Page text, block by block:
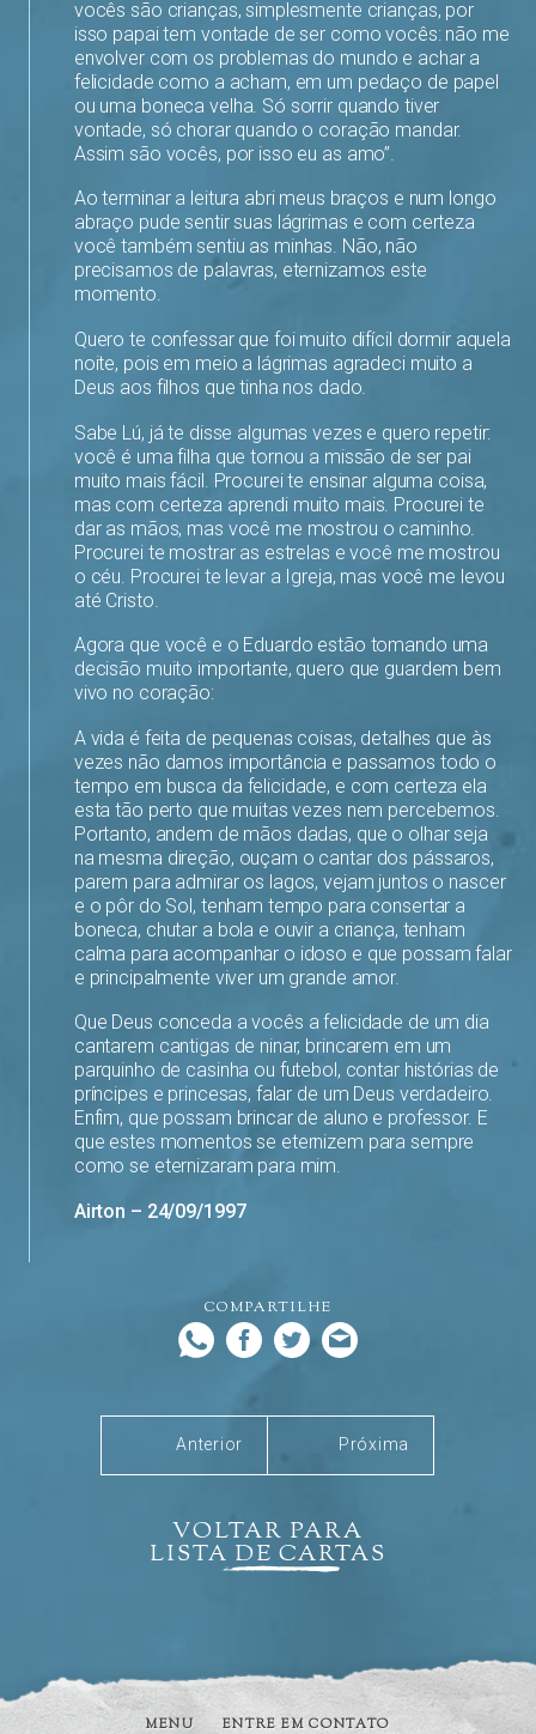
vocês são crianças, simplesmente crianças, por
isso papai tem vontade de ser como vocês: não me
envolver com os problemas do mundo e achar a
felicidade como a acham, em um pedaço de papel
ou uma boneca velha. Só sorrir quando tiver
vontade, só chorar quando o coração mandar.
Assim são vocês, por isso eu as amo”.
Ao terminar a leitura abri meus braços e num longo
abraço pude sentir suas lágrimas e com certeza
você também sentiu as minhas. Não, não
precisamos de palavras, eternizamos este
momento.
Quero te confessar que foi muito difícil dormir aquela
noite, pois em meio a lágrimas agradeci muito a
Deus aos filhos que tinha nos dado.
Sabe Lú, já te disse algumas vezes e quero repetir:
você é uma filha que tornou a missão de ser pai
muito mais fácil. Procurei te ensinar alguma coisa,
mas com certeza aprendi muito mais. Procurei te
dar as mãos, mas você me mostrou o caminho.
Procurei te mostrar as estrelas e você me mostrou
o céu. Procurei te levar a Igreja, mas você me levou
até Cristo.
Agora que você e o Eduardo estão tomando uma
decisão muito importante, quero que guardem bem
vivo no coração:
A vida é feita de pequenas coisas, detalhes que às
vezes não damos importância e passamos todo o
tempo em busca da felicidade, e com certeza ela
esta tão perto que muitas vezes nem percebemos.
Portanto, andem de mãos dadas, que o olhar seja
na mesma direção, ouçam o cantar dos pássaros,
parem para admirar os lagos, vejam juntos o nascer
e o pôr do Sol, tenham tempo para consertar a
boneca, chutar a bola e ouvir a criança, tenham
calma para acompanhar o idoso e que possam falar
e principalmente viver um grande amor.
Que Deus conceda a vocês a felicidade de um dia
cantarem cantigas de ninar, brincarem em um
parquinho de casinha ou futebol, contar histórias de
príncipes e princesas, falar de um Deus verdadeiro.
Enfim, que possam brincar de aluno e professor. E
que estes momentos se eternizem para sempre
como se eternizaram para mim.
Airton – 24/09/1997
COMPARTILHE
Anterior
VOLTAR PARA
LISTA DE CARTAS
Próxima
MENU ENTRE EM CONTATO